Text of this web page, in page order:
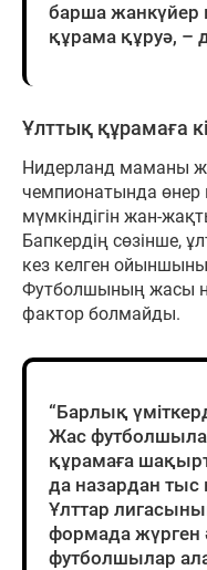
барша жанкүйер
құрама құруә, –
Ұлттық құрамаға
Нидерланд маманы
чемпионатында өнер
мүмкіндігін жан-
Бапкердің сөзінше,
кез келген
Футболшының жасы
фактор болмайды.
“Барлық
Жас
құрамаға
да назардан
Ұлттар
формада жүрген
футболшылар